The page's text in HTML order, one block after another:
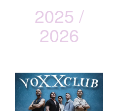
2025 /
2026